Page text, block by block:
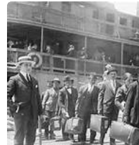
i
s
a
o